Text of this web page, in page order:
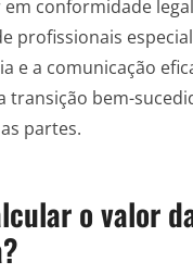
em conformidade
profissionais
e a comunicação
transição bem-
partes.
o valor